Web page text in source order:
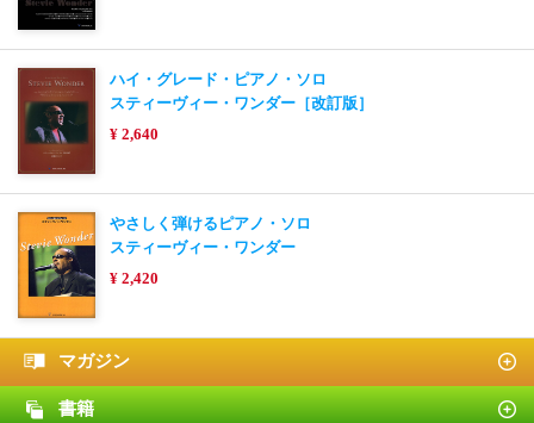
ハイ・グレード・ピアノ・ソロ
スティーヴィー・ワンダー［改訂版］
¥ 2,640
やさしく弾けるピアノ・ソロ
スティーヴィー・ワンダー
¥ 2,420
マガジン
書籍